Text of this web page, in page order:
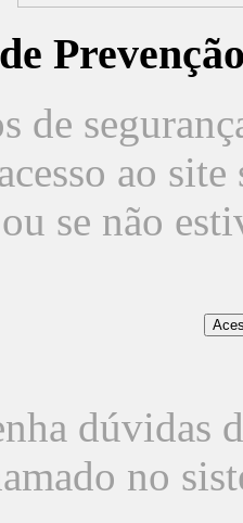
de
ao
ou se não
dúvidas
no